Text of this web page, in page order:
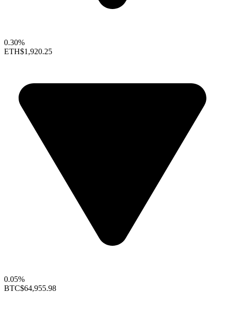
0.30%
ETH$1,920.25
0.05%
BTC$64,955.98